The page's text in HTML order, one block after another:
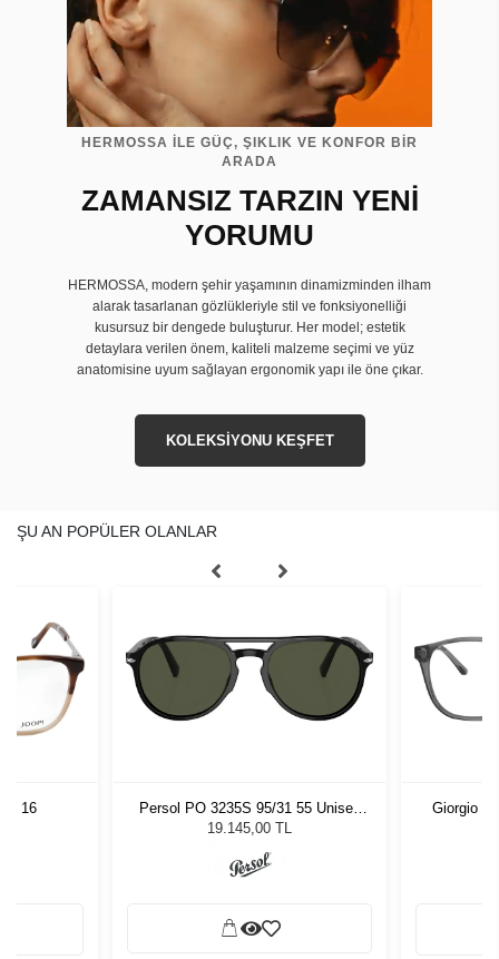
HERMOSSA İLE GÜÇ, ŞIKLIK VE KONFOR BİR
ARADA
ZAMANSIZ TARZIN YENİ
YORUMU
HERMOSSA, modern şehir yaşamının dinamizminden ilham
alarak tasarlanan gözlükleriyle stil ve fonksiyonelliği
kusursuz bir dengede buluşturur. Her model; estetik
detaylara verilen önem, kaliteli malzeme seçimi ve yüz
anatomisine uyum sağlayan ergonomik yapı ile öne çıkar.
KOLEKSİYONU KEŞFET
ŞU AN POPÜLER OLANLAR
16
Persol PO 3235S 95/31 55 Unisex
Güneş Gözlüğü
19.145,00 TL
Giorgio